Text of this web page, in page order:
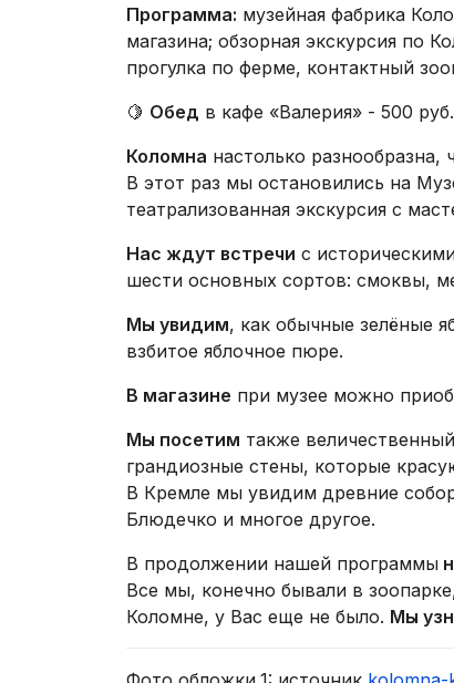
Программа: музейная фабрика
магазина; обзорная экскурсия по
прогулка по ферме, контактный
🍋 Обед в кафе «Валерия» - 500
Коломна настолько
В этот раз мы остановились на
театрализованная экскурсия с
Нас ждут встречи с
шести основных сортов: смоквы,
Мы увидим, как обычные зелёные
взбитое яблочное пюре.
В магазине при музее можно
Мы посетим также
грандиозные стены, которые
В Кремле мы увидим древние
Блюдечко и многое другое.
В продолжении нашей программы
Все мы, конечно бывали в
Коломне, у Вас еще не было. Мы